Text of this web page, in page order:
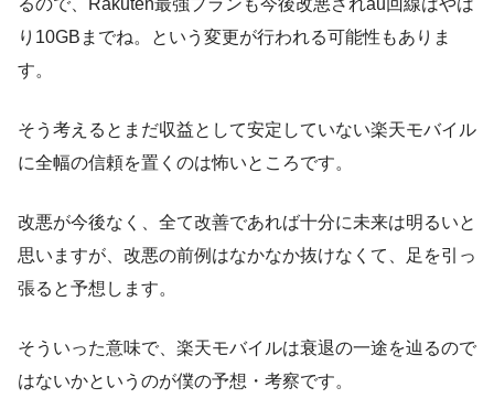
るので、Rakuten最強プランも今後改悪されau回線はやは
り10GBまでね。という変更が行われる可能性もありま
す。
そう考えるとまだ収益として安定していない楽天モバイル
に全幅の信頼を置くのは怖いところです。
改悪が今後なく、全て改善であれば十分に未来は明るいと
思いますが、改悪の前例はなかなか抜けなくて、足を引っ
張ると予想します。
そういった意味で、楽天モバイルは衰退の一途を辿るので
はないかというのが僕の予想・考察です。